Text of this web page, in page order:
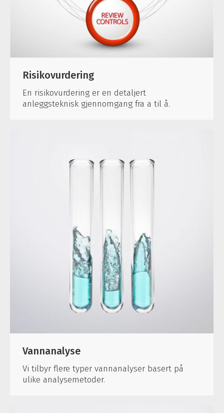
Risikovurdering
En risikovurdering er en detaljert
anleggsteknisk gjennomgang fra a til å.
Vannanalyse
Vi tilbyr flere typer vannanalyser basert på
ulike analysemetoder.